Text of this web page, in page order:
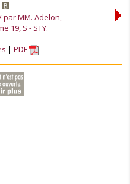
MM. Adelon,
19, S - STY.
PDF